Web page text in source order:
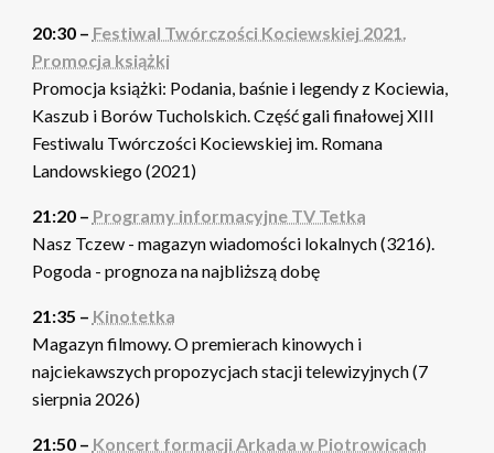
20:30 – Festiwal Twórczości Kociewskiej 2021.
Promocja książki
Promocja książki: Podania, baśnie i legendy z Kociewia,
Kaszub i Borów Tucholskich. Część gali finałowej XIII
Festiwalu Twórczości Kociewskiej im. Romana
Landowskiego (2021)
21:20 – Programy informacyjne TV Tetka
Nasz Tczew - magazyn wiadomości lokalnych (3216).
Pogoda - prognoza na najbliższą dobę
21:35 – Kinotetka
Magazyn filmowy. O premierach kinowych i
najciekawszych propozycjach stacji telewizyjnych (7
sierpnia 2026)
21:50 – Koncert formacji Arkada w Piotrowicach